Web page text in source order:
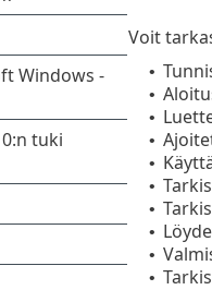
Voit
•
•
•
•
•
•
•
•
•
•